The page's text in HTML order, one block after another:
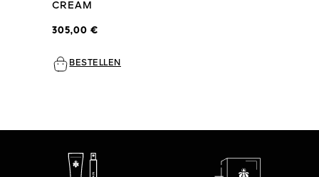
CREAM
305,00 €
BESTELLEN